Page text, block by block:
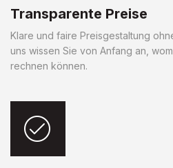
Transparente Preise
Klare und faire Preisgestaltung
uns wissen Sie von Anfang an,
rechnen können.